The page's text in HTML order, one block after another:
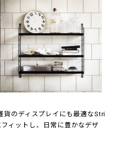
貨のディスプレイにも最適なStri
ィットし、日常に豊かなデザ